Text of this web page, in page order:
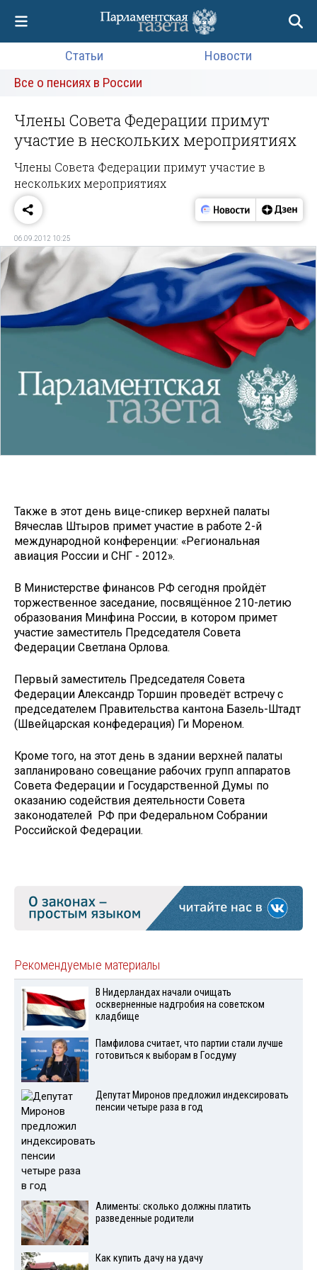
Статьи
Новости
Все о пенсиях в России
Члены Совета Федерации примут
участие в нескольких мероприятиях
Члены Совета Федерации примут участие в
нескольких мероприятиях
06.09.2012 10:25
Также в этот день вице-спикер верхней палаты
Вячеслав Штыров примет участие в работе 2-й
международной конференции: «Региональная
авиация России и СНГ - 2012».
В Министерстве финансов РФ сегодня пройдёт
торжественное заседание, посвящённое 210-летию
образования Минфина России, в котором примет
участие заместитель Председателя Совета
Федерации Светлана Орлова.
Первый заместитель Председателя Совета
Федерации Александр Торшин проведёт встречу с
председателем Правительства кантона Базель-Штадт
(Швейцарская конфедерация) Ги Мореном.
Кроме того, на этот день в здании верхней палаты
запланировано совещание рабочих групп аппаратов
Совета Федерации и Государственной Думы по
оказанию содействия деятельности Совета
законодателей РФ при Федеральном Собрании
Российской Федерации.
Рекомендуемые материалы
В Нидерландах начали очищать
оскверненные надгробия на советском
кладбище
Памфилова считает, что партии стали лучше
готовиться к выборам в Госдуму
Депутат Миронов предложил индексировать
пенсии четыре раза в год
Алименты: сколько должны платить
разведенные родители
Как купить дачу на удачу